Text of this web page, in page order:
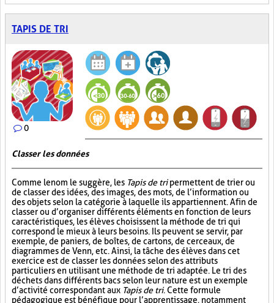
TAPIS DE TRI
0
Classer les données
Comme le nom le suggère, les Tapis de tripermettent de trier ou
de classer des idées, des images, des mots, de l’information ou
des objets selon la catégorie à laquelle ils appartiennent. Afin de
classer ou d’organiser différents éléments en fonction de leurs
caractéristiques, les élèves choisissent la méthode de tri qui
correspond le mieux à leurs besoins. Ils peuvent se servir, par
exemple, de paniers, de boîtes, de cartons, de cerceaux, de
diagrammes de Venn, etc. Ainsi, la tâche des élèves dans cet
exercice est de classer les données selon des attributs
particuliers en utilisant une méthode de tri adaptée. Le tri des
déchets dans différents bacs selon leur nature est un exemple
d’activité correspondant aux Tapis de tri. Cette formule
pédagogique est bénéfique pour l’apprentissage, notamment